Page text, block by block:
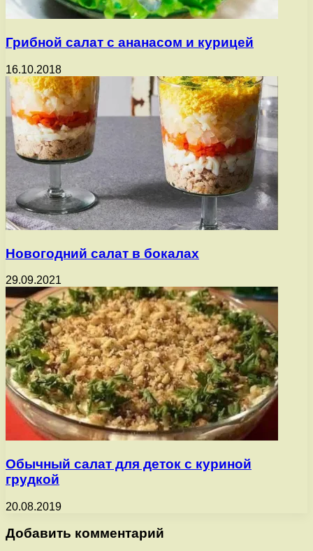
Грибной салат с ананасом и курицей
16.10.2018
Новогодний салат в бокалах
29.09.2021
Обычный салат для деток с куриной
грудкой
20.08.2019
Добавить комментарий